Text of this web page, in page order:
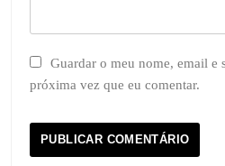
Guardar o meu nome, email e
próxima vez que eu comentar.